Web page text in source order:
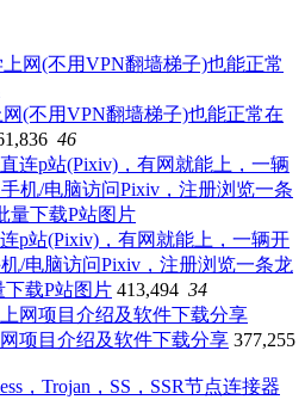
(不用VPN翻墙梯子)也能正常在
46
p站(Pixiv)，有网就能上，一辆开
/电脑访问Pixiv，注册浏览一条龙
载P站图片 413,494 34
项目介绍及软件下载分享 377,255